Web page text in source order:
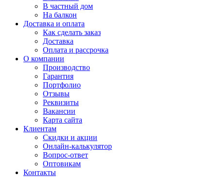
В частный дом
На балкон
Доставка и оплата
Как сделать заказ
Доставка
Оплата и рассрочка
О компании
Производство
Гарантия
Портфолио
Отзывы
Реквизиты
Вакансии
Карта сайта
Клиентам
Скидки и акции
Онлайн-калькулятор
Вопрос-ответ
Оптовикам
Контакты